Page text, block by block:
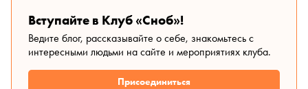
Вступайте в Клуб «Сноб»!
Ведите блог, рассказывайте о себе, знакомьтесь с
интересными людьми на сайте и мероприятиях клуба.
Присоединиться